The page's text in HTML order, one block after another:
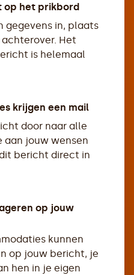
op het prikbord
gegevens in, plaats
Het
is helemaal
krijgen een mail
door naar alle
aan jouw wensen
bericht direct in
op jouw
kunnen
op jouw bericht, je
hen in je eigen